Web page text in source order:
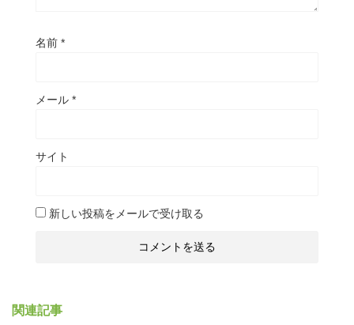
名前 *
メール *
サイト
新しい投稿をメールで受け取る
関連記事